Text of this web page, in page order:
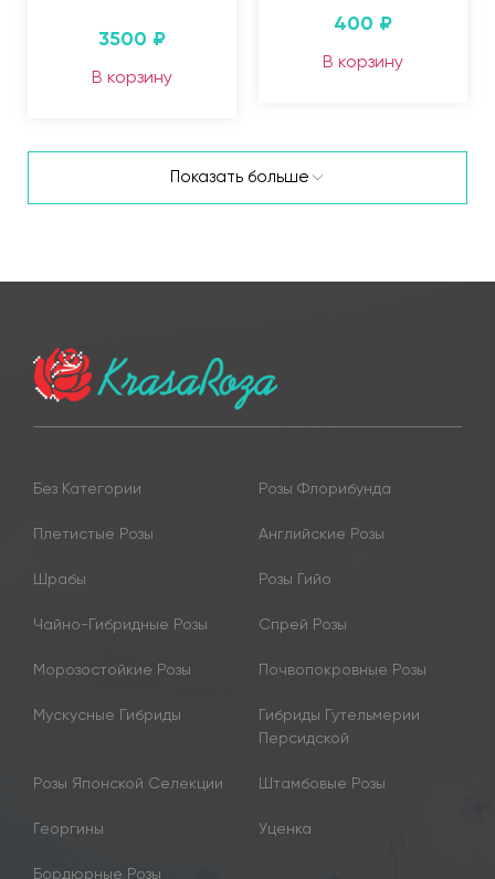
3500 ₽
В корзину
400 ₽
В корзину
Показать больше
Без Категории Розы Флорибунда
Плетистые Розы Английские Розы
Шрабы Розы Гийо
Чайно-Гибридные Розы Спрей Розы
Морозостойкие Розы Почвопокровные Розы
Мускусные Гибриды
Гибриды Гутельмерии
Персидской
Розы Японской Селекции Штамбовые Розы
Георгины Уценка
Бордюрные Розы